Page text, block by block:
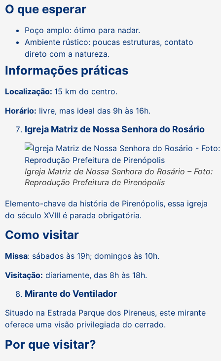
O que esperar
Poço amplo: ótimo para nadar.
Ambiente rústico: poucas estruturas, contato
direto com a natureza.
Informações práticas
Localização: 15 km do centro.
Horário: livre, mas ideal das 9h às 16h.
Igreja Matriz de Nossa Senhora do Rosário
Igreja Matriz de Nossa Senhora do Rosário – Foto:
Reprodução Prefeitura de Pirenópolis
Elemento-chave da história de Pirenópolis, essa igreja
do século XVIII é parada obrigatória.
Como visitar
Missa: sábados às 19h; domingos às 10h.
Visitação: diariamente, das 8h às 18h.
Mirante do Ventilador
Situado na Estrada Parque dos Pireneus, este mirante
oferece uma visão privilegiada do cerrado.
Por que visitar?